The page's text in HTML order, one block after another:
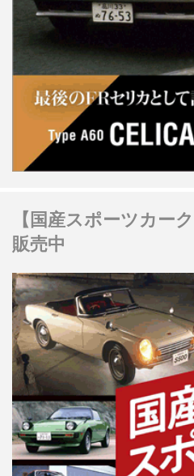
【国産スポーツカー
販売中